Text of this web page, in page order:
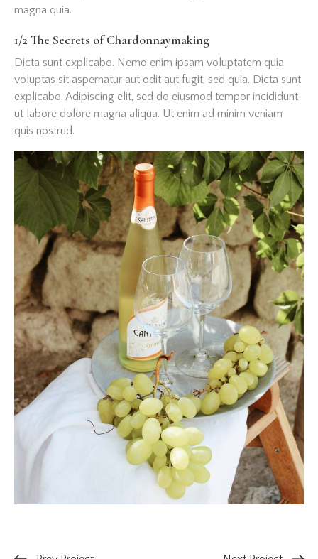
magna quia.
1/2 The Secrets of Chardonnaymaking
Dicta sunt explicabo. Nemo enim ipsam voluptatem quia
voluptas sit aspernatur aut odit aut fugit, sed quia. Dicta sunt
explicabo. Adipiscing elit, sed do eiusmod tempor incididunt
ut labore dolore magna aliqua. Ut enim ad minim veniam
quis nostrud.